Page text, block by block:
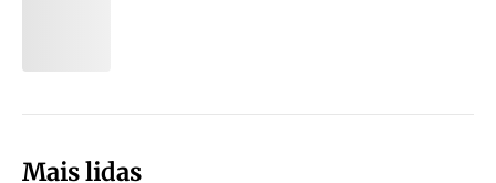
Mais lidas